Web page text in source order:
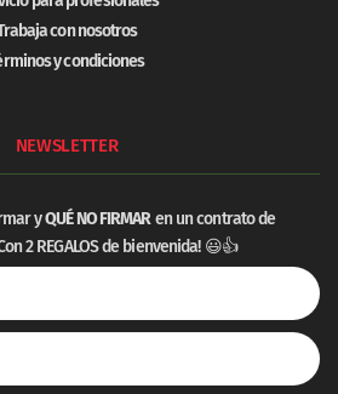
con nosotros
y condiciones
NEWSLETTER
yQUÉ NO FIRMARen un contrato de
2 REGALOS de bienvenida! 😃👍